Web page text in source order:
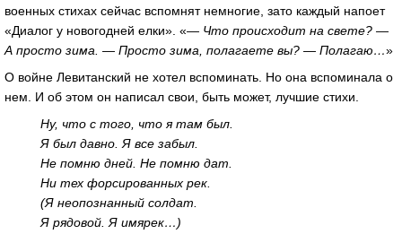
военных стихах сейчас вспомнят немногие, зато каждый напоет
«Диалог у новогодней елки». «— Что происходит на свете? —
А просто зима. — Просто зима, полагаете вы? — Полагаю…»
О войне Левитанский не хотел вспоминать. Но она вспоминала о
нем. И об этом он написал свои, быть может, лучшие стихи.
Ну, что с того, что я там был.
Я был давно. Я все забыл.
Не помню дней. Не помню дат.
Ни тех форсированных рек.
(Я неопознанный солдат.
Я рядовой. Я имярек…)